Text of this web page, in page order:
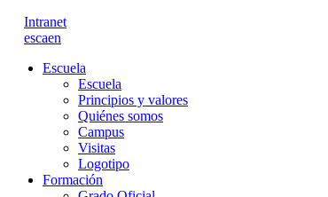
Intranet
escaen
Escuela
Escuela
Principios y valores
Quiénes somos
Campus
Visitas
Logotipo
Formación